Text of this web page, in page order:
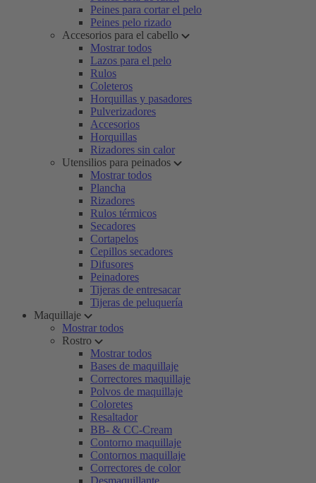
Peines para cortar el pelo
Peines pelo rizado
Accesorios para el cabello
Mostrar todos
Lazos para el pelo
Rulos
Coleteros
Horquillas y pasadores
Pulverizadores
Accesorios
Horquillas
Rizadores sin calor
Utensilios para peinados
Mostrar todos
Plancha
Rizadores
Rulos térmicos
Secadores
Cortapelos
Cepillos secadores
Difusores
Peinadores
Tijeras de entresacar
Tijeras de peluquería
Maquillaje
Mostrar todos
Rostro
Mostrar todos
Bases de maquillaje
Correctores maquillaje
Polvos de maquillaje
Coloretes
Resaltador
BB- & CC-Cream
Contorno maquillaje
Contornos maquillaje
Correctores de color
Desmaquillante